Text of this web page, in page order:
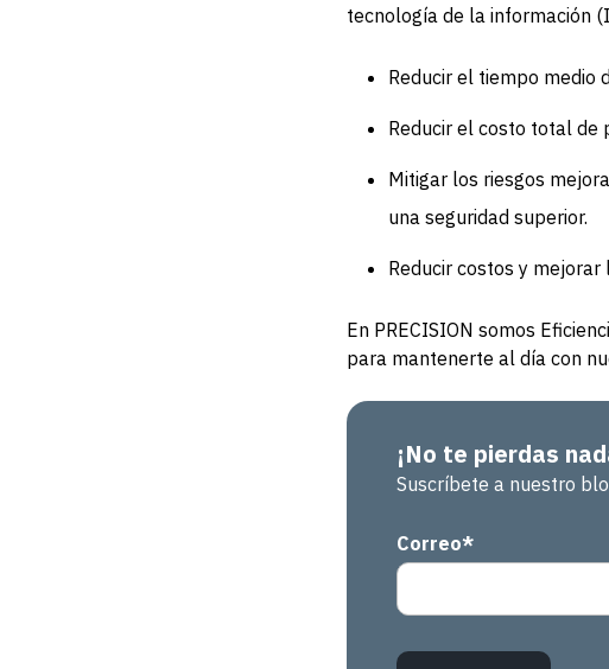
tecnología de la información
Reducir el tiempo medio
Reducir el costo total de
Mitigar los riesgos
una seguridad superior.
Reducir costos y
En PRECISION somos
para mantenerte al día con
¡No te pierdas
Suscríbete a nuestro
Correo*